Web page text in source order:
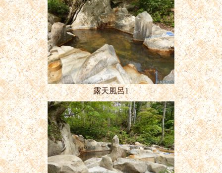
露天風呂1